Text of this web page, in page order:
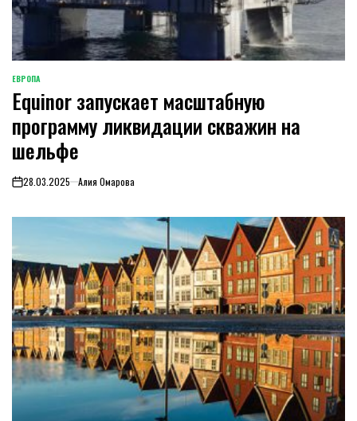
ОПУБЛИКОВАНО
В
ЕВРОПА
Equinor запускает масштабную
программу ликвидации скважин на
шельфе
on28.03.2025 Алия Омарова